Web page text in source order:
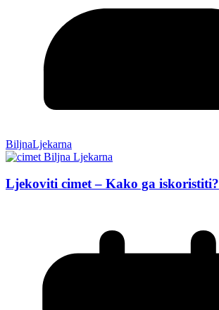
BiljnaLjekarna
Ljekoviti cimet – Kako ga iskoristiti?